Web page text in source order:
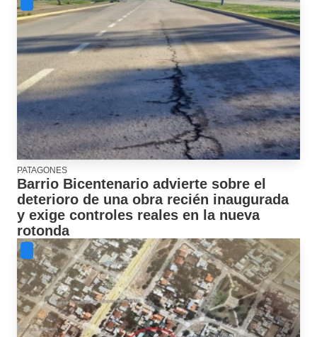
PATAGONES
Barrio Bicentenario advierte sobre el
deterioro de una obra recién inaugurada
y exige controles reales en la nueva
rotonda